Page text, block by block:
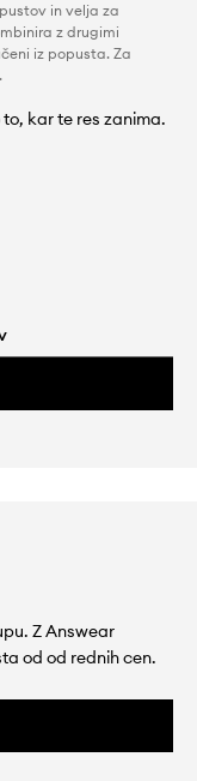
in velja za
z drugimi
iz popusta. Za
.
kar te res zanima.
Z Answear
od od rednih cen.